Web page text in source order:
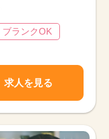
ブランクOK
求人を見る